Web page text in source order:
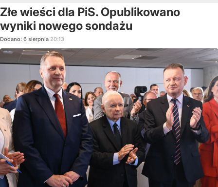
Złe wieści dla PiS. Opublikowano
wyniki nowego sondażu
Dodano: 6 sierpnia 20:13